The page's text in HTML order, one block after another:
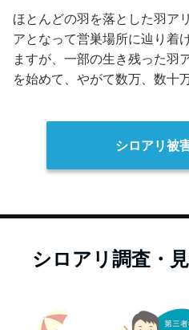
ほとんどの羽を落とした羽ア
アとなって営巣場所に辿り着
ますが、一部の生き残った羽
を始めて、やがて数万、数十
シロアリ被
シロアリ調査・